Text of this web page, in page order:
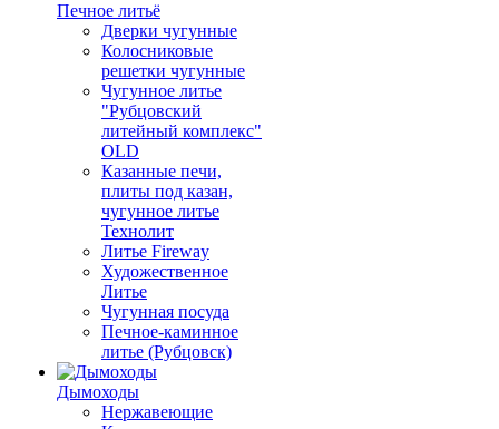
Печное литьё
Дверки чугунные
Колосниковые
решетки чугунные
Чугунное литье
"Рубцовский
литейный комплекс"
OLD
Казанные печи,
плиты под казан,
чугунное литье
Технолит
Литье Fireway
Художественное
Литье
Чугунная посуда
Печное-каминное
литье (Рубцовск)
Дымоходы
Нержавеющие